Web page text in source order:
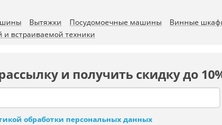
Вытяжки Посудомоечные машины Винные
и встраиваемой техники
и получить скидку до
обработки персональных данных